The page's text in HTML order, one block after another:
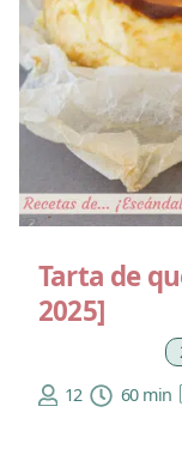
Tarta de
2025]
12
60 min